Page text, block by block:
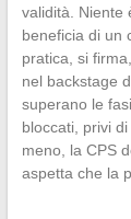
validità. Niente
beneficia di un
pratica, si
nel backstage
superano le
bloccati, privi
meno, la CPS
aspetta che la